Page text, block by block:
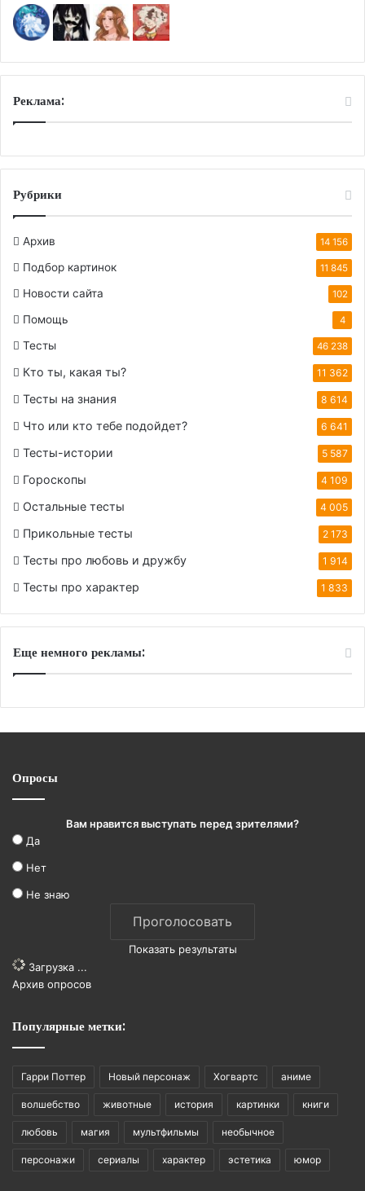
Реклама:
Рубрики
Архив 14 156
Подбор картинок 11 845
Новости сайта 102
Помощь 4
Тесты 46 238
Кто ты, какая ты? 11 362
Тесты на знания 8 614
Что или кто тебе подойдет? 6 641
Тесты-истории 5 587
Гороскопы 4 109
Остальные тесты 4 005
Прикольные тесты 2 173
Тесты про любовь и дружбу 1 914
Тесты про характер 1 833
Еще немного рекламы:
Опросы
Вам нравится выступать перед зрителями?
Да
Нет
Не знаю
Показать результаты
Загрузка ...
Архив опросов
Популярные метки:
Гарри Поттер Новый персонаж Хогвартс аниме
волшебство животные история картинки книги
любовь магия мультфильмы необычное
персонажи сериалы характер эстетика юмор